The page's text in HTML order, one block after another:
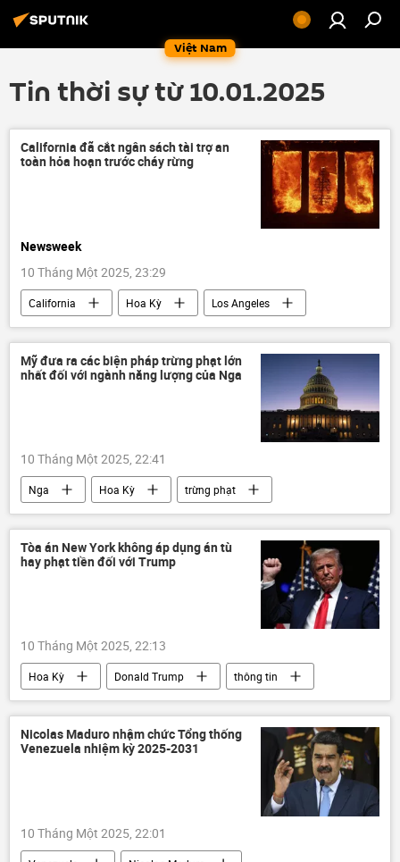
Việt Nam
Tin thời sự từ 10.01.2025
California đã cắt ngân sách tài trợ an
toàn hỏa hoạn trước cháy rừng
Newsweek
10 Tháng Một 2025, 23:29
California Hoa Kỳ
Los Angeles
cháy
đám cháy
Cháy rừng
Thế giới
thông tin
phương Tây
Báo chí thế giới
Mỹ đưa ra các biện pháp trừng phạt lớn
nhất đối với ngành năng lượng của Nga
10 Tháng Một 2025, 22:41
Nga Hoa Kỳ
trừng phạt
Các biện pháp trừng phạt chống Nga
năng lượng
Thế giới
Chính trị
thông tin
phương Tây
Kinh tế
Tòa án New York không áp dụng án tù
hay phạt tiền đối với Trump
10 Tháng Một 2025, 22:13
Hoa Kỳ Donald Trump
thông tin
Thế giới
Chính trị
Tòa án
New York
Nicolas Maduro nhậm chức Tổng thống
Venezuela nhiệm kỳ 2025-2031
10 Tháng Một 2025, 22:01